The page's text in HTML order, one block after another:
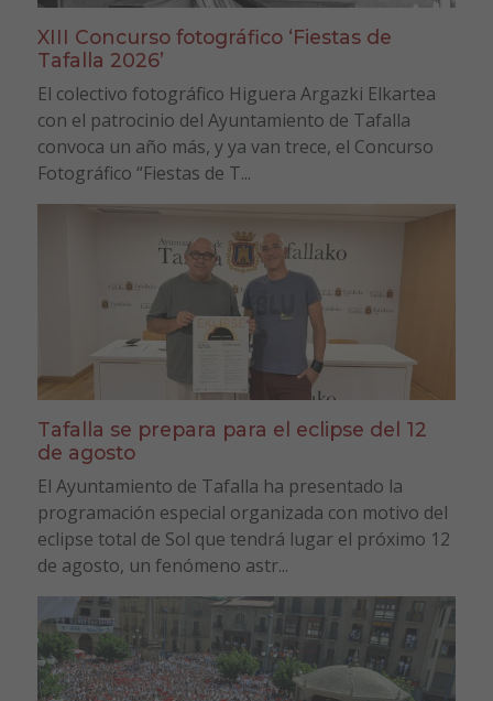
XIII Concurso fotográfico ‘Fiestas de
Tafalla 2026’
El colectivo fotográfico Higuera Argazki Elkartea
con el patrocinio del Ayuntamiento de Tafalla
convoca un año más, y ya van trece, el Concurso
Fotográfico “Fiestas de T...
Tafalla se prepara para el eclipse del 12
de agosto
El Ayuntamiento de Tafalla ha presentado la
programación especial organizada con motivo del
eclipse total de Sol que tendrá lugar el próximo 12
de agosto, un fenómeno astr...